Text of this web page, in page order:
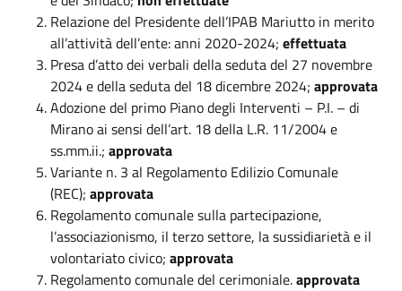
Relazione del Presidente dell’IPAB Mariutto in merito
all’attività dell’ente: anni 2020-2024; effettuata
Presa d’atto dei verbali della seduta del 27 novembre
2024 e della seduta del 18 dicembre 2024; approvata
Adozione del primo Piano degli Interventi – P.I. – di
Mirano ai sensi dell’art. 18 della L.R. 11/2004 e
ss.mm.ii.; approvata
Variante n. 3 al Regolamento Edilizio Comunale
(REC); approvata
Regolamento comunale sulla partecipazione,
l’associazionismo, il terzo settore, la sussidiarietà e il
volontariato civico; approvata
Regolamento comunale del cerimoniale.approvata